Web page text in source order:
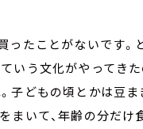
ったことがないです。
いう文化がやってき
子どもの頃とかは豆
まいて、年齢の分だけ